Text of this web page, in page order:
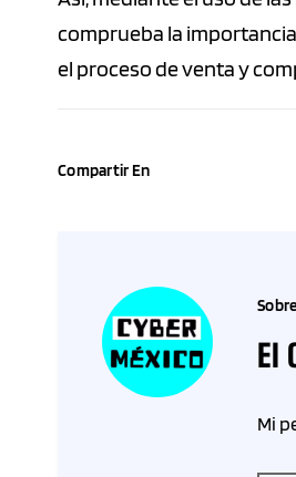
comprueba la
el proceso de venta y
Compartir En
El
Mi